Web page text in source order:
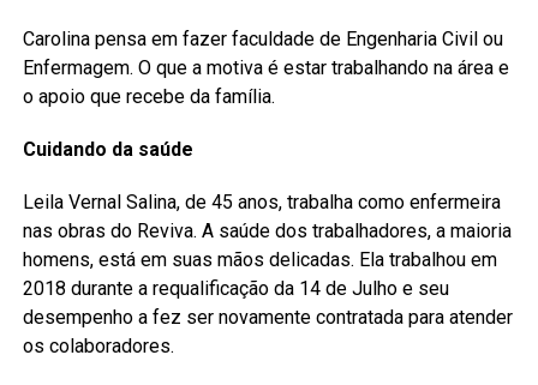
Carolina pensa em fazer faculdade de Engenharia Civil ou
Enfermagem. O que a motiva é estar trabalhando na área e
o apoio que recebe da família.
Cuidando da saúde
Leila Vernal Salina, de 45 anos, trabalha como enfermeira
nas obras do Reviva. A saúde dos trabalhadores, a maioria
homens, está em suas mãos delicadas. Ela trabalhou em
2018 durante a requalificação da 14 de Julho e seu
desempenho a fez ser novamente contratada para atender
os colaboradores.